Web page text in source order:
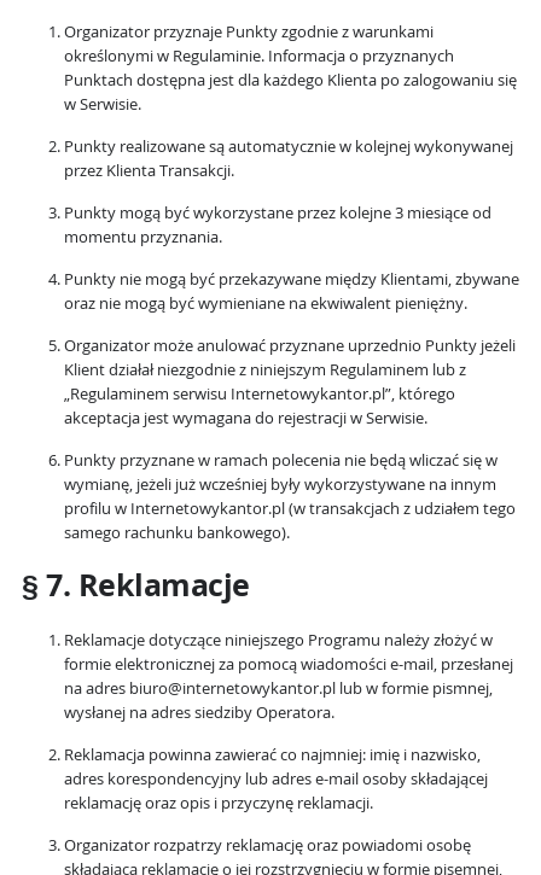
Organizator przyznaje Punkty zgodnie z warunkami
określonymi w Regulaminie. Informacja o przyznanych
Punktach dostępna jest dla każdego Klienta po zalogowaniu się
w Serwisie.
Punkty realizowane są automatycznie w kolejnej wykonywanej
przez Klienta Transakcji.
Punkty mogą być wykorzystane przez kolejne 3 miesiące od
momentu przyznania.
Punkty nie mogą być przekazywane między Klientami, zbywane
oraz nie mogą być wymieniane na ekwiwalent pieniężny.
Organizator może anulować przyznane uprzednio Punkty jeżeli
Klient działał niezgodnie z niniejszym Regulaminem lub z
„Regulaminem serwisu Internetowykantor.pl”, którego
akceptacja jest wymagana do rejestracji w Serwisie.
Punkty przyznane w ramach polecenia nie będą wliczać się w
wymianę, jeżeli już wcześniej były wykorzystywane na innym
profilu w Internetowykantor.pl (w transakcjach z udziałem tego
samego rachunku bankowego).
§ 7. Reklamacje
Reklamacje dotyczące niniejszego Programu należy złożyć w
formie elektronicznej za pomocą wiadomości e-mail, przesłanej
na adres biuro@internetowykantor.pl lub w formie pismnej,
wysłanej na adres siedziby Operatora.
Reklamacja powinna zawierać co najmniej: imię i nazwisko,
adres korespondencyjny lub adres e-mail osoby składającej
reklamację oraz opis i przyczynę reklamacji.
Organizator rozpatrzy reklamację oraz powiadomi osobę
składającą reklamację o jej rozstrzygnięciu w formie pisemnej,